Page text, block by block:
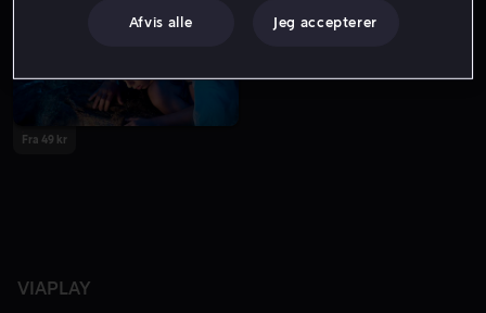
Fra 49 kr
VIAPLAY
Afvis alle Jeg accepterer